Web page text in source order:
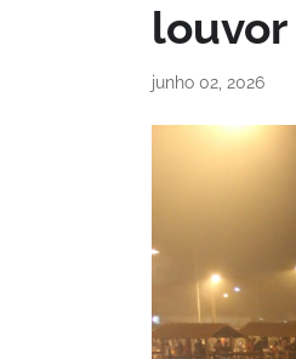
junho 02, 2026